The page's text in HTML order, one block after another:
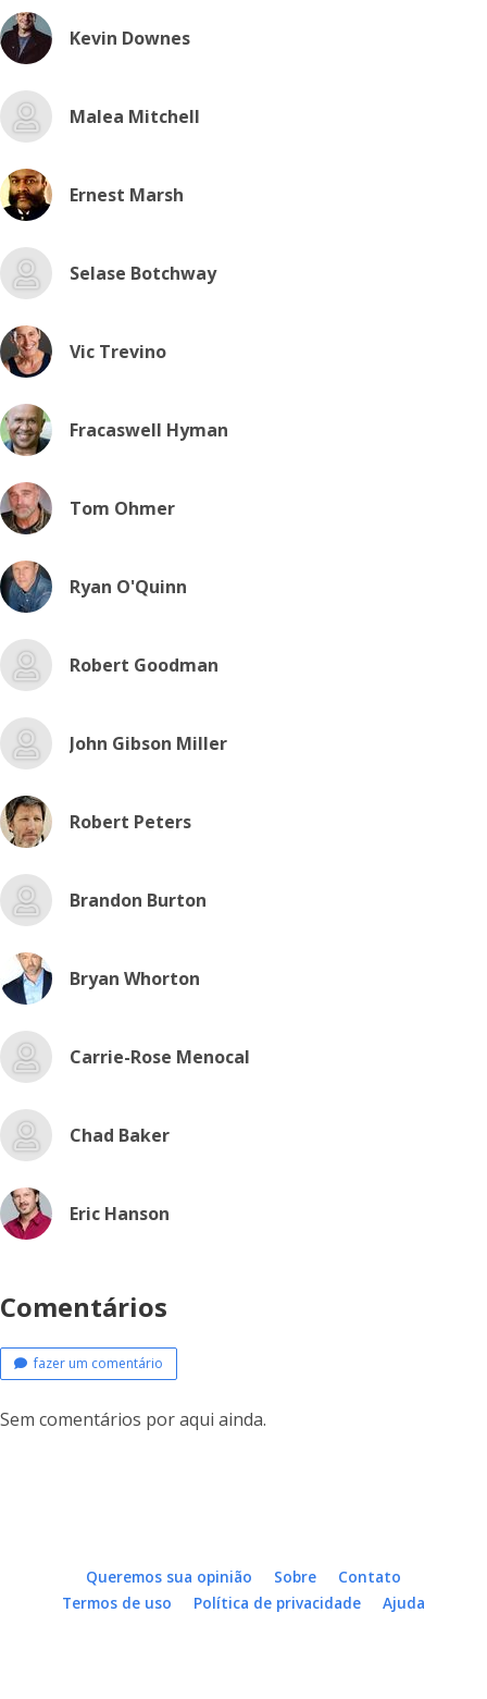
Kevin Downes
Malea Mitchell
Ernest Marsh
Selase Botchway
Vic Trevino
Fracaswell Hyman
Tom Ohmer
Ryan O'Quinn
Robert Goodman
John Gibson Miller
Robert Peters
Brandon Burton
Bryan Whorton
Carrie-Rose Menocal
Chad Baker
Eric Hanson
Comentários
fazer um comentário
Sem comentários por aqui ainda.
Queremos sua opinião Sobre
Contato
Termos de uso
Política de privacidade Ajuda